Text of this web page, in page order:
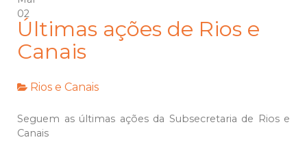
02
Últimas ações de Rios e
Canais
Rios e Canais
Seguem as últimas ações da Subsecretaria de Rios e
Canais